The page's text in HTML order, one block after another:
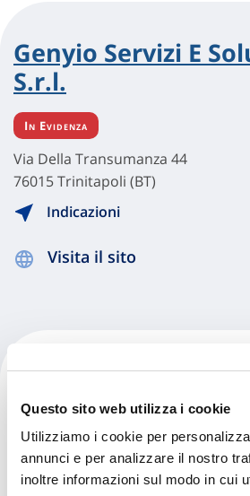
Questo sito web utilizza i cookie
Utilizziamo i cookie per
annunci e per analizzare il nostro
inoltre informazioni sul modo in cui
Genyio Servizi E
S.r.l.
In Evidenza
Via Della Transumanza 44
76015 Trinitapoli (BT)
Indicazioni
Visita il sito
Maestri Spa
Via Dell' Aia, 24
76015 Trinitapoli (BT)